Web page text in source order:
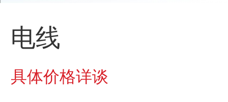
电线
具体价格详谈